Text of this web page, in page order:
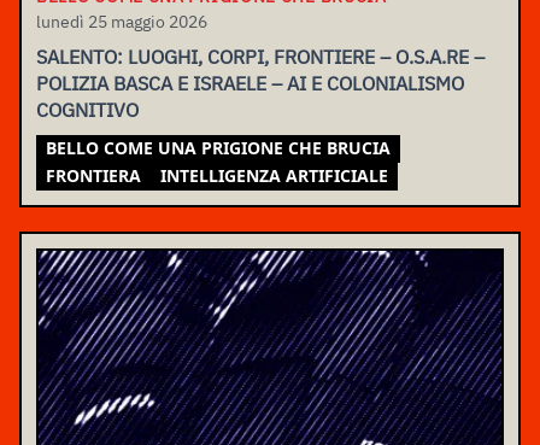
lunedì 25 maggio 2026
SALENTO: LUOGHI, CORPI, FRONTIERE – O.S.A.RE –
POLIZIA BASCA E ISRAELE – AI E COLONIALISMO
COGNITIVO
BELLO COME UNA PRIGIONE CHE BRUCIA
FRONTIERA
INTELLIGENZA ARTIFICIALE